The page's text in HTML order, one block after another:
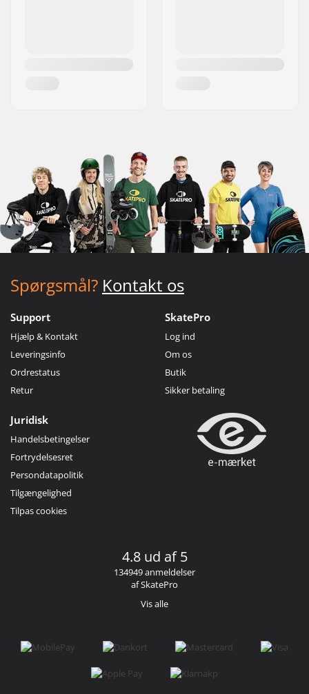
Spørgsmål? Kontakt os
Support
Hjælp & Kontakt
Leveringsinfo
Ordrestatus
Retur
SkatePro
Log ind
Om os
Butik
Sikker betaling
Juridisk
Handelsbetingelser
Fortrydelsesret
Persondatapolitik
Tilgængelighed
Tilpas cookies
4.8 ud af 5
134949 anmeldelser
af SkatePro
Vis alle